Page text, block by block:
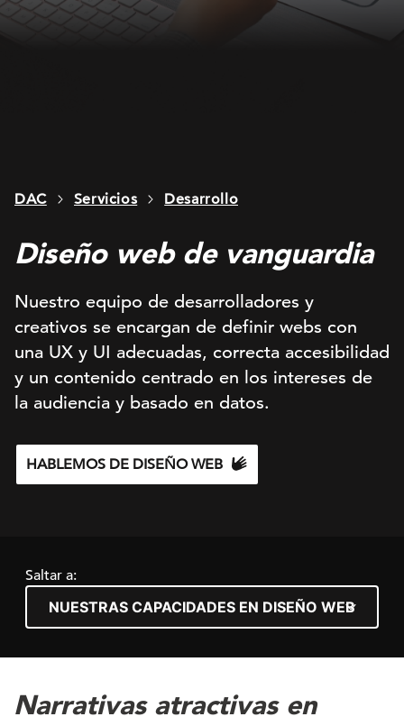
DAC Servicios Desarrollo
Diseño web de vanguardia
Nuestro equipo de desarrolladores y
creativos se encargan de definir webs con
una UX y UI adecuadas, correcta accesibilidad
y un contenido centrado en los intereses de
la audiencia y basado en datos.
HABLEMOS DE DISEÑO WEB
Saltar a:
Narrativas atractivas en